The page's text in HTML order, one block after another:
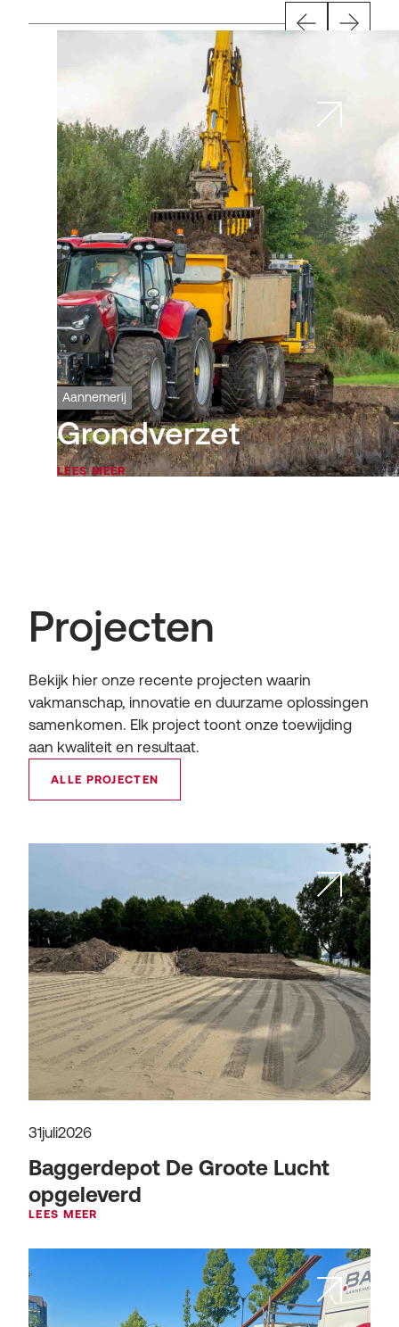
Aannemerij
Grondverzet
LEES MEER
Projecten
Bekijk hier onze recente projecten waarin
vakmanschap, innovatie en duurzame oplossingen
samenkomen. Elk project toont onze toewijding
aan kwaliteit en resultaat.
ALLE PROJECTEN
31juli2026
Baggerdepot De Groote Lucht
opgeleverd
LEES MEER